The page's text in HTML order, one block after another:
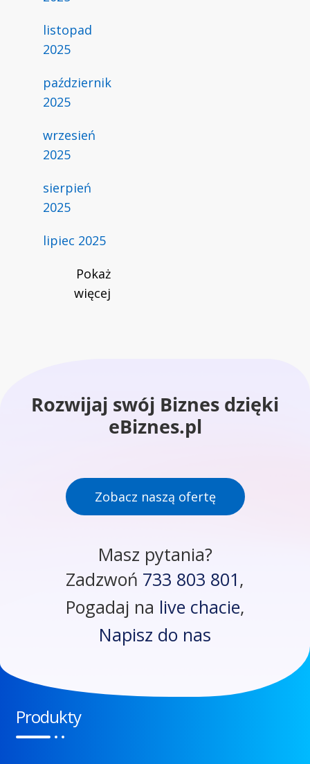
listopad
2025
październik
2025
wrzesień
2025
sierpień
2025
lipiec 2025
Pokaż
więcej
Rozwijaj swój Biznes dzięki
eBiznes.pl
Zobacz naszą ofertę
Masz pytania?
Zadzwoń 733 803 801,
Pogadaj na live chacie,
Napisz do nas
Produkty